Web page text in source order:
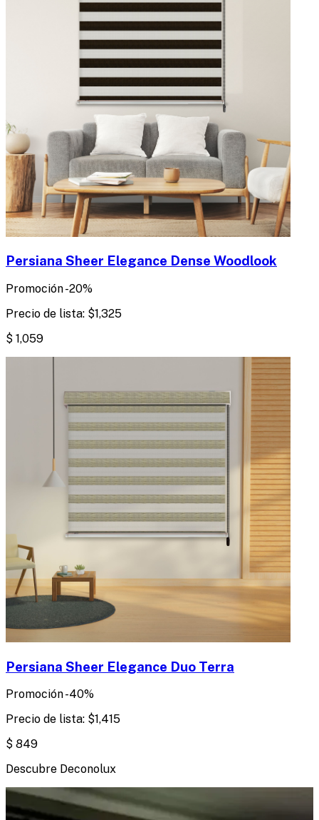
Persiana Sheer Elegance Dense Woodlook
Promoción-20%
Precio de lista: $1,325
$ 1,059
Persiana Sheer Elegance Duo Terra
Promoción-40%
Precio de lista: $1,415
$ 849
Descubre Deconolux